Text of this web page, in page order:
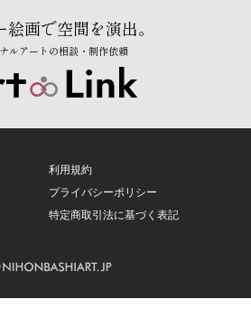
絵画で空間を演出。
ルアートの相談・制作依頼
利用規約
プライバシーポリシー
特定商取引法に基づく表記